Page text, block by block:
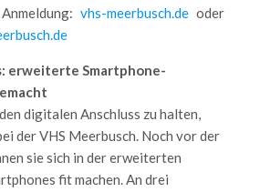
vhs-meerbusch.de oder
erweiterte Smartphone-
digitalen Anschluss zu halten,
der VHS Meerbusch. Noch vor der
sie sich in der erweiterten
fit machen. An drei